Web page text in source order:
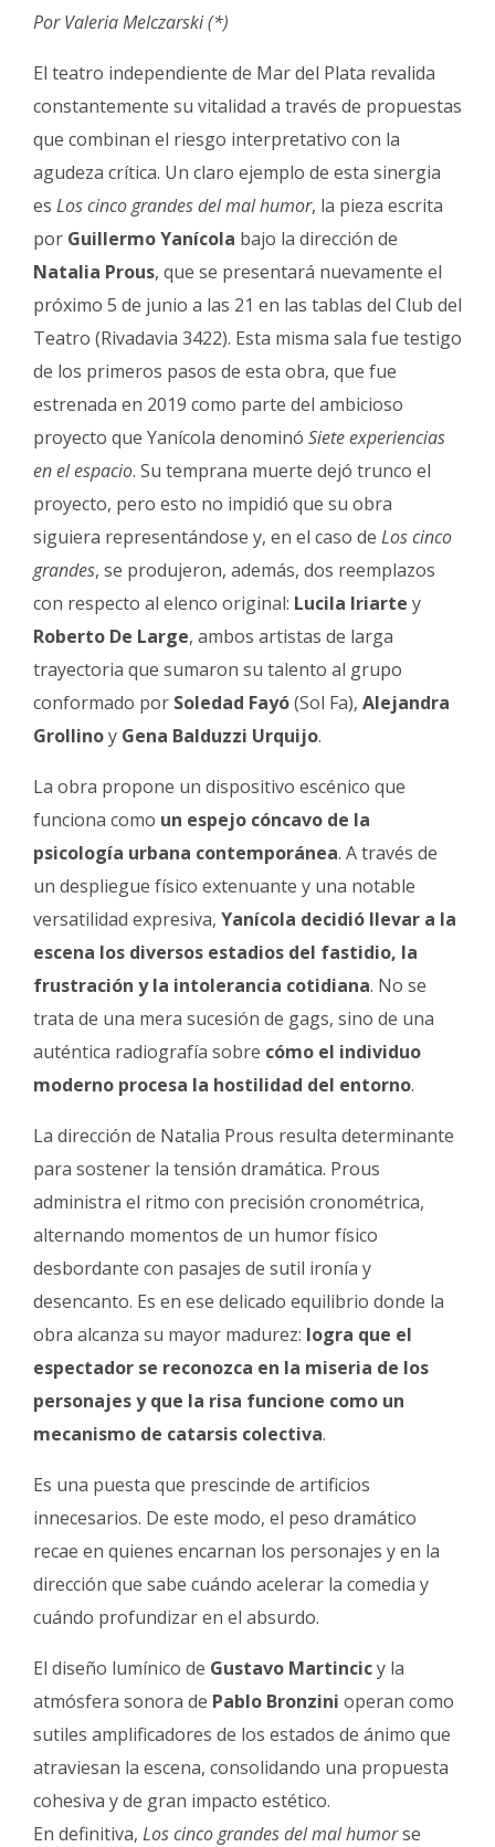
Por Valeria Melczarski (*)
El teatro independiente de Mar del Plata revalida
constantemente su vitalidad a través de propuestas
que combinan el riesgo interpretativo con la
agudeza crítica. Un claro ejemplo de esta sinergia
es Los cinco grandes del mal humor, la pieza escrita
por Guillermo Yanícola bajo la dirección de
Natalia Prous, que se presentará nuevamente el
próximo 5 de junio a las 21 en las tablas del Club del
Teatro (Rivadavia 3422). Esta misma sala fue testigo
de los primeros pasos de esta obra, que fue
estrenada en 2019 como parte del ambicioso
proyecto que Yanícola denominó Siete experiencias
en el espacio. Su temprana muerte dejó trunco el
proyecto, pero esto no impidió que su obra
siguiera representándose y, en el caso de Los cinco
grandes, se produjeron, además, dos reemplazos
con respecto al elenco original: Lucila Iriarte y
Roberto De Large, ambos artistas de larga
trayectoria que sumaron su talento al grupo
conformado por Soledad Fayó(Sol Fa), Alejandra
Grollinoy Gena Balduzzi Urquijo.
La obra propone un dispositivo escénico que
funciona como un espejo cóncavo de la
psicología urbana contemporánea. A través de
un despliegue físico extenuante y una notable
versatilidad expresiva, Yanícola decidió llevar a la
escena los diversos estadios del fastidio, la
frustración y la intolerancia cotidiana. No se
trata de una mera sucesión de gags, sino de una
auténtica radiografía sobre cómo el individuo
moderno procesa la hostilidad del entorno.
La dirección de Natalia Prous resulta determinante
para sostener la tensión dramática. Prous
administra el ritmo con precisión cronométrica,
alternando momentos de un humor físico
desbordante con pasajes de sutil ironía y
desencanto. Es en ese delicado equilibrio donde la
obra alcanza su mayor madurez: logra que el
espectador se reconozca en la miseria de los
personajes y que la risa funcione como un
mecanismo de catarsis colectiva.
Es una puesta que prescinde de artificios
innecesarios. De este modo, el peso dramático
recae en quienes encarnan los personajes y en la
dirección que sabe cuándo acelerar la comedia y
cuándo profundizar en el absurdo.
El diseño lumínico de Gustavo Martincicy la
atmósfera sonora de Pablo Bronzini operan como
sutiles amplificadores de los estados de ánimo que
atraviesan la escena, consolidando una propuesta
cohesiva y de gran impacto estético.
En definitiva, Los cinco grandes del mal humorse